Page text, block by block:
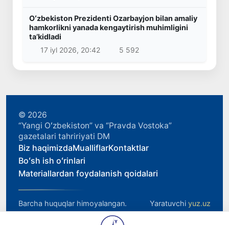
Oʻzbekiston Prezidenti Ozarbayjon bilan amaliy
hamkorlikni yanada kengaytirish muhimligini
taʼkidladi
17 iyl 2026, 20:42
5 592
© 2026
“Yangi Oʻzbekiston” va “Pravda Vostoka”
gazetalari tahririyati DM
Biz haqimizdaMualliflarKontaktlar
Boʻsh ish oʻrinlari
Materiallardan foydalanish qoidalari
Barcha huquqlar himoyalangan. Yaratuvchi yuz.uz